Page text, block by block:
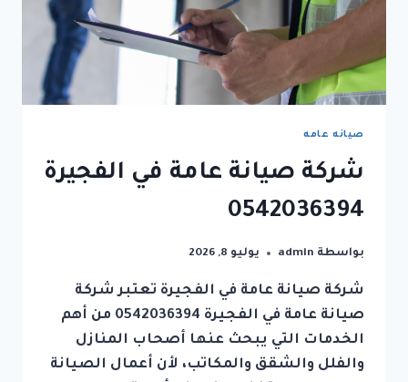
صيانه عامه
شركة صيانة عامة في الفجيرة
0542036394
بواسطة admin يوليو 8, 2026
شركة صيانة عامة في الفجيرة تعتبر شركة
صيانة عامة في الفجيرة 0542036394 من أهم
الخدمات التي يبحث عنها أصحاب المنازل
والفلل والشقق والمكاتب، لأن أعمال الصيانة